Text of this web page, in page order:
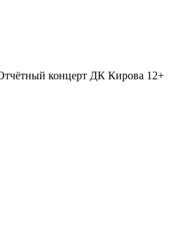
концерт ДК Кирова 12+